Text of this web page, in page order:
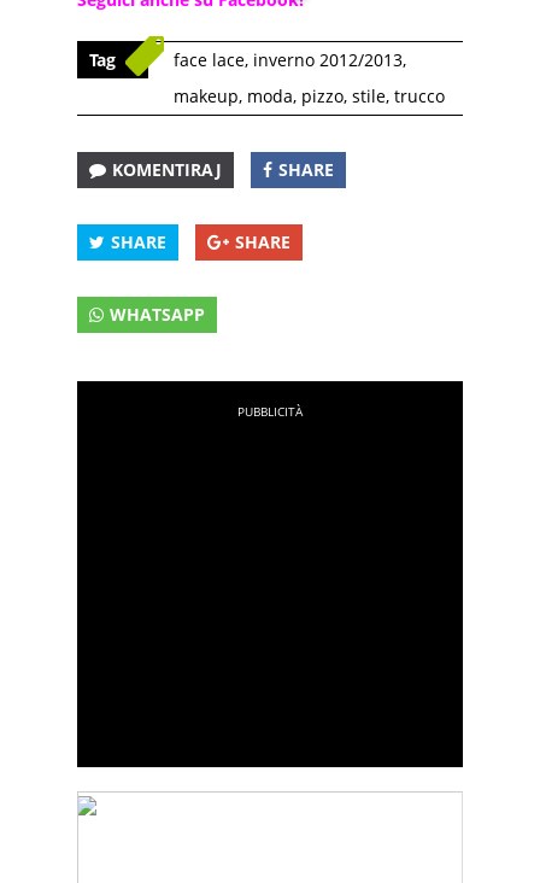
Tag face lace, inverno 2012/2013,
makeup, moda, pizzo, stile, trucco
KOMENTIRAJ SHARE
SHARE SHARE
WHATSAPP